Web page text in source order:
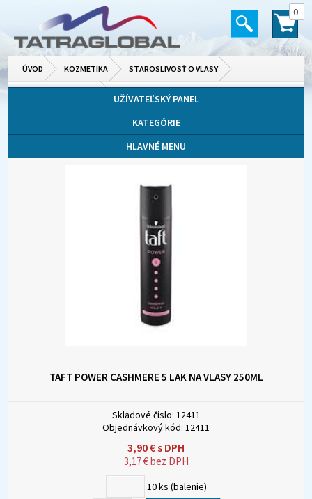
0
ÚVOD KOZMETIKA STAROSLIVOSŤ O VLASY
UŽÍVATEĽSKÝ PANEL
KATEGÓRIE
HLAVNÉ MENU
TAFT POWER CASHMERE 5 LAK NA VLASY 250ML
Skladové číslo: 12411
Objednávkový kód: 12411
3,90€s DPH
3,17€bez DPH
10ks (balenie)